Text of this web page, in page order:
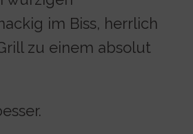
im Biss, herrlich
zu einem absolut